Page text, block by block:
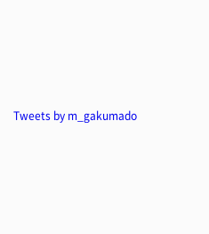
Tweets by m_gakumado